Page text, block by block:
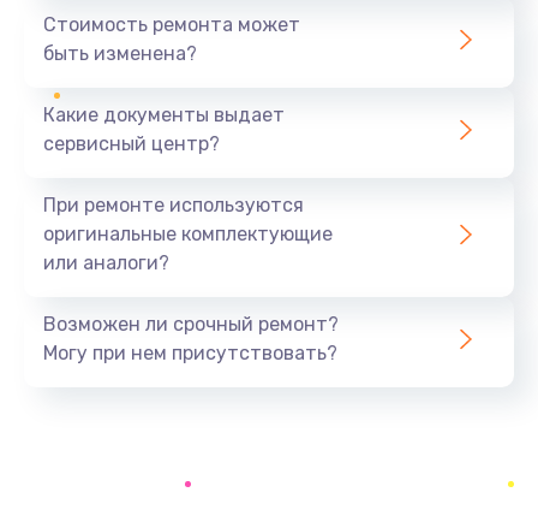
1440 руб.
Ремонт южного моста
Замена батарейки BIOS
Заказать
Стоимость ремонта может
быть изменена?
Какие документы выдает
сервисный центр?
При ремонте используются
оригинальные комплектующие
или аналоги?
Возможен ли срочный ремонт?
Могу при нем присутствовать?